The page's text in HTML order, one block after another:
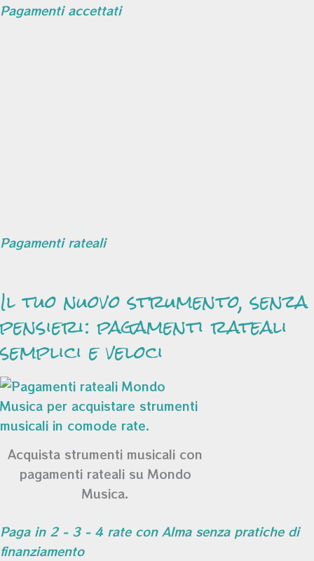
Pagamenti accettati
Pagamenti rateali
Il tuo nuovo strumento, senza
pensieri: pagamenti rateali
semplici e veloci
Acquista strumenti musicali con
pagamenti rateali su Mondo
Musica.
Paga in 2 - 3 - 4 rate con Alma senza pratiche di
finanziamento